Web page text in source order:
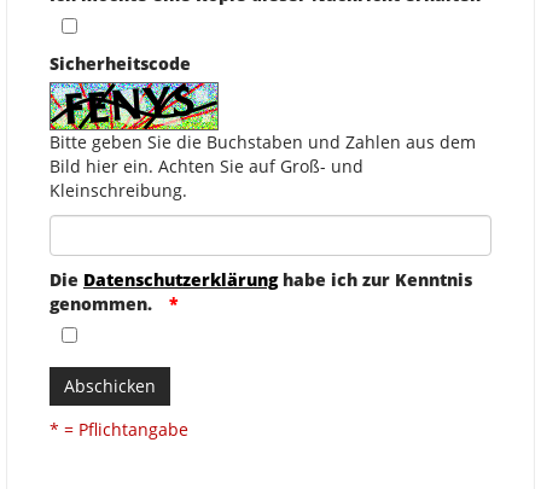
Sicherheitscode
Bitte geben Sie die Buchstaben und Zahlen aus dem
Bild hier ein. Achten Sie auf Groß- und
Kleinschreibung.
Die Datenschutzerklärunghabe ich zur Kenntnis
genommen.
Abschicken
* = Pflichtangabe